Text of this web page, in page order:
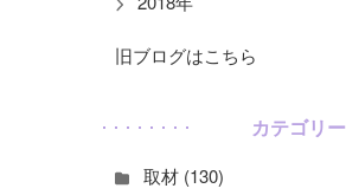
旧ブログはこちら
カテゴリー
取材 (130)